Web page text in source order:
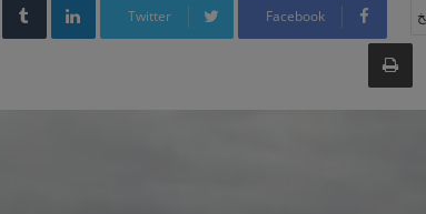
Facebook
Twitter
طباعة